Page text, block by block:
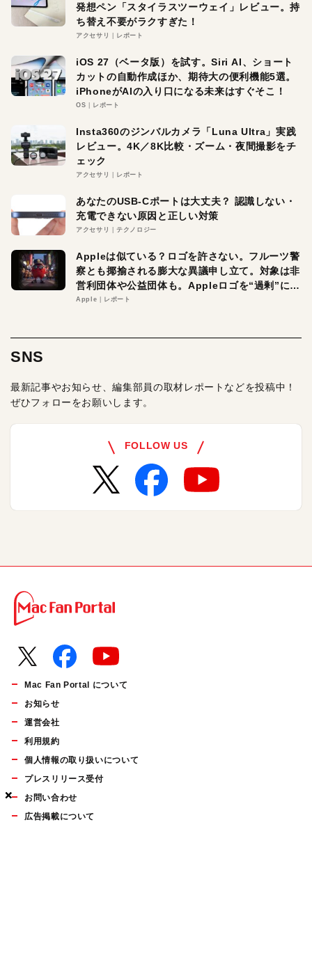
×
×
×
発想ペン「スタイラスツーウェイ」レビュー。持
ち替え不要がラクすぎた！
アクセサリ レポート
iOS 27（ベータ版）を試す。Siri AI、ショート
カットの自動作成ほか、期待大の便利機能5選。
iPhoneがAIの入り口になる未来はすぐそこ！
OS レポート
Insta360のジンバルカメラ「Luna Ultra」実践
レビュー。4K／8K比較・ズーム・夜間撮影をチ
ェック
アクセサリ レポート
あなたのUSB-Cポートは大丈夫？ 認識しない・
充電できない原因と正しい対策
アクセサリ テクノロジー
Appleは似ている？ロゴを許さない。フルーツ警
察とも揶揄される膨大な異議申し立て。対象は非
営利団体や公益団体も。Appleロゴを“過剰”に守
る理由とは
Apple レポート
SNS
最新記事やお知らせ、編集部員の取材レポートなどを投稿中！
ぜひフォローをお願いします。
FOLLOW US
Mac Fan Portal について
お知らせ
運営会社
利用規約
個人情報の取り扱いについて
プレスリリース受付
お問い合わせ
広告掲載について